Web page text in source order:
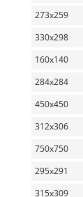
273x259
330x298
160x140
284x284
450x450
312x306
750x750
295x291
315x309